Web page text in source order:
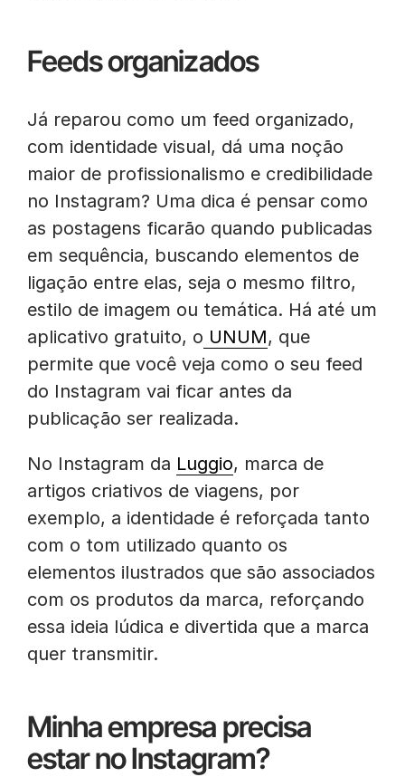
Feeds organizados
Já reparou como um feed organizado,
com identidade visual, dá uma noção
maior de profissionalismo e credibilidade
no Instagram? Uma dica é pensar como
as postagens ficarão quando publicadas
em sequência, buscando elementos de
ligação entre elas, seja o mesmo filtro,
estilo de imagem ou temática. Há até um
aplicativo gratuito, o UNUM, que
permite que você veja como o seu feed
do Instagram vai ficar antes da
publicação ser realizada.
No Instagram da Luggio, marca de
artigos criativos de viagens, por
exemplo, a identidade é reforçada tanto
com o tom utilizado quanto os
elementos ilustrados que são associados
com os produtos da marca, reforçando
essa ideia lúdica e divertida que a marca
quer transmitir.
Minha empresa precisa
estar no Instagram?